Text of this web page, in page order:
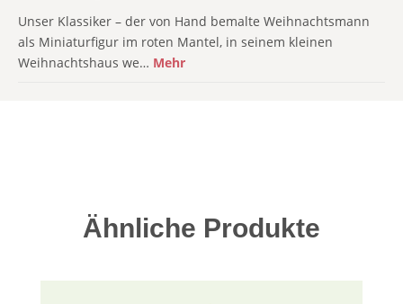
Unser Klassiker – der von Hand bemalte Weihnachtsmann
als Miniaturfigur im roten Mantel, in seinem kleinen
Weihnachtshaus we… Mehr
Produktgalerie überspringen
Ähnliche Produkte